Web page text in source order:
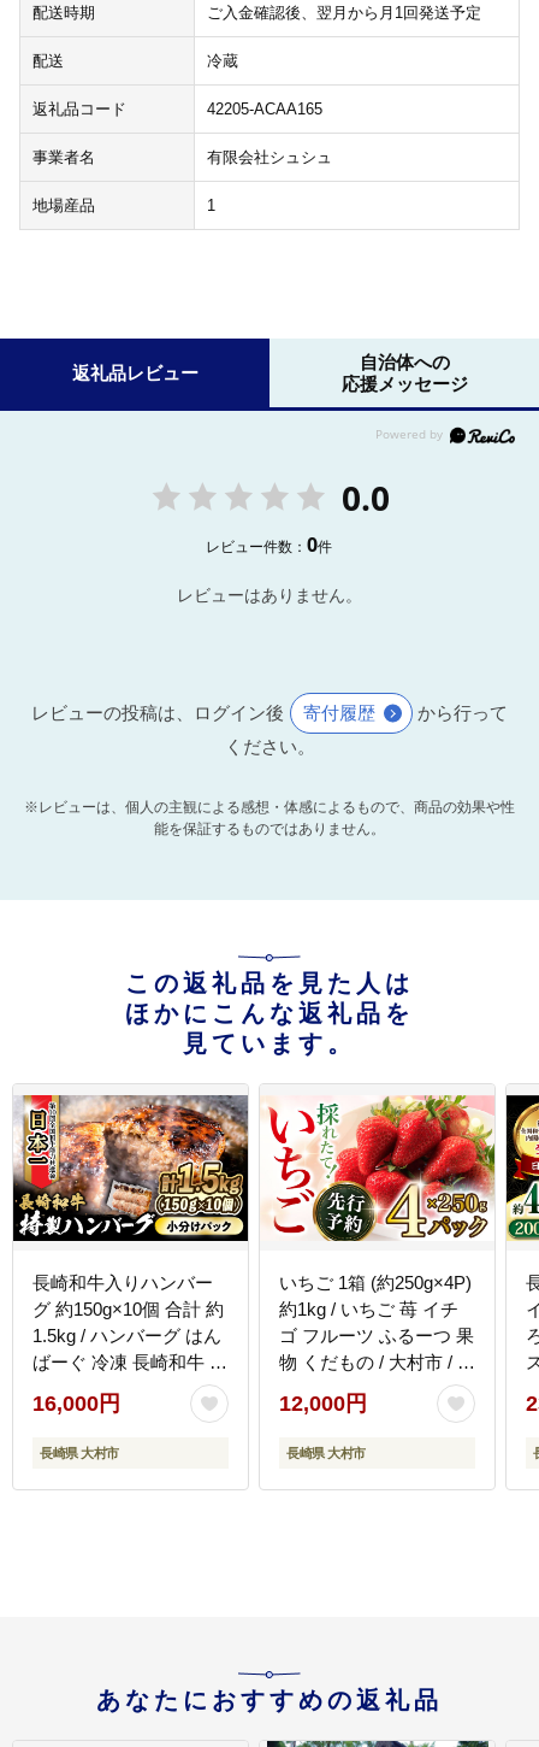
配送時期 ご入金確認後、翌月から月1回発送予定
配送 冷蔵
返礼品コード 42205-ACAA165
事業者名 有限会社シュシュ
地場産品 1
返礼品レビュー
自治体への
応援メッセージ
0.0
レビュー件数：0件
レビューはありません。
レビューの投稿は、ログイン後 寄付履歴
から行って
ください。
※レビューは、個人の主観による感想・体感によるもので、商品の効果や性
能を保証するものではありません。
この返礼品を見た人は
ほかにこんな返礼品を
見ています。
長崎和牛入りハンバー
グ 約150g×10個 合計 約
1.5kg / ハンバーグ はん
ばーぐ 冷凍 長崎和牛 小
分け 惣菜 焼くだけ / 大
村市 かとりストアー
[ACAN006]
16,000円
長崎県 大村市
いちご 1箱 (約250g×4P)
約1kg / いちご 苺 イチ
ゴ フルーツ ふるーつ 果
物 くだもの / 大村市 / お
おむら夢ファームシュ
シュ[ACAA107]
12,000円
長崎県 大村市
あなたにおすすめの返礼品